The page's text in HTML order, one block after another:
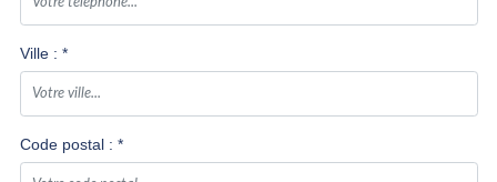
Ville : *
Code postal : *